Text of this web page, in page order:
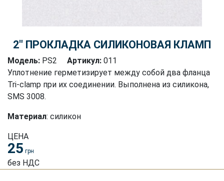
2″ ПРОКЛАДКА СИЛИКОНОВАЯ КЛАМП
Модель: PS2 Артикул: 011
Уплотнение герметизирует между собой два фланца
Tri-clamp при их соединении. Выполнена из силикона,
SMS 3008.
Материал: силикон
ЦЕНА
25 грн
без НДС